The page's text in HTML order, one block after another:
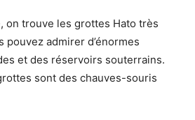
on trouve les grottes Hato très
pouvez admirer d’énormes
et des réservoirs souterrains.
sont des chauves-souris